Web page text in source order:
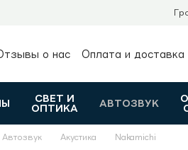
о нас
Оплата и доставка
СВЕТ И
ОПТИКА
АВТОЗВУК
Автозвук Акустика Nakamichi